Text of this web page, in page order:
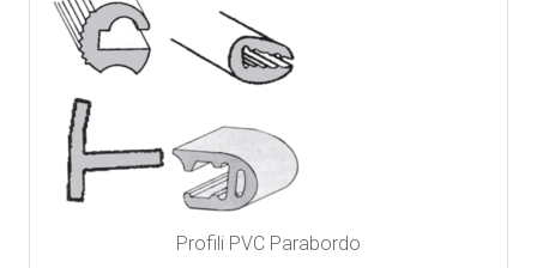
Profili PVC Parabordo